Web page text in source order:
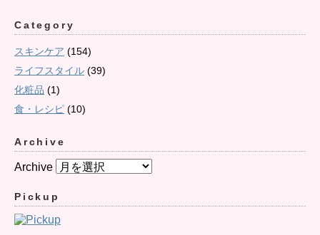
Category
スキンケア (154)
ライフスタイル (39)
化粧品 (1)
食・レシピ (10)
Archive
Archive
Pickup